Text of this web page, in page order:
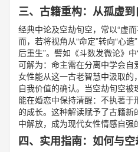
三、古籍重构：从孤虚
经典中论及空劫旬空，常以“虚
而，若将视角从“命定”转向“心
后重生”。譬如《斗数发微论》中
可解为：命主需在分离中学会
女性能从这一古老智慧中汲取
自我价值的确认。当空劫旬空被
能在婚恋中保持清醒：不执著
的成长。这种解读赋予了古籍
中解放，成为现代女性情感自强
四、实用指南：如何与